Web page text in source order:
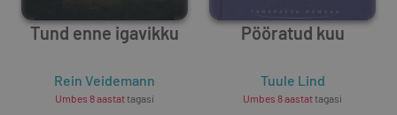
Tund enne igavikku
Rein Veidemann
Umbes 8 aastattagasi
Pööratud kuu
Tuule Lind
Umbes 8 aastattagasi